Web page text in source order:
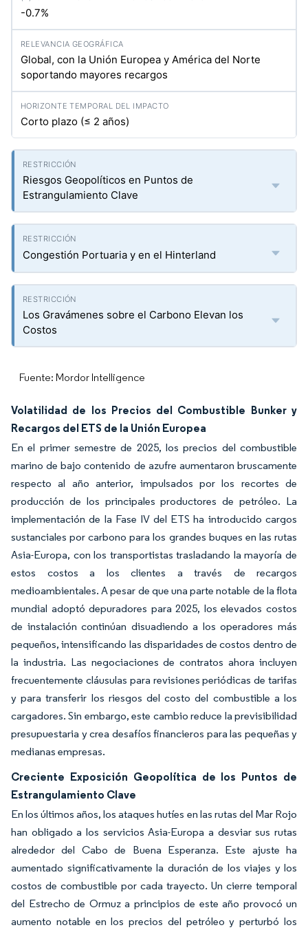
-0.7%
Global, con la Unión Europea y América del Norte
soportando mayores recargos
Corto plazo (≤ 2 años)
Riesgos Geopolíticos en Puntos de
Estrangulamiento Clave
Congestión Portuaria y en el Hinterland
Los Gravámenes sobre el Carbono Elevan los
Costos
Fuente: Mordor Intelligence
Volatilidad de los Precios del Combustible Bunker y
Recargos del ETS de la Unión Europea
En el primer semestre de 2025, los precios del combustible
marino de bajo contenido de azufre aumentaron bruscamente
respecto al año anterior, impulsados por los recortes de
producción de los principales productores de petróleo. La
implementación de la Fase IV del ETS ha introducido cargos
sustanciales por carbono para los grandes buques en las rutas
Asia-Europa, con los transportistas trasladando la mayoría de
estos costos a los clientes a través de recargos
medioambientales. A pesar de que una parte notable de la flota
mundial adoptó depuradores para 2025, los elevados costos
de instalación continúan disuadiendo a los operadores más
pequeños, intensificando las disparidades de costos dentro de
la industria. Las negociaciones de contratos ahora incluyen
frecuentemente cláusulas para revisiones periódicas de tarifas
y para transferir los riesgos del costo del combustible a los
cargadores. Sin embargo, este cambio reduce la previsibilidad
presupuestaria y crea desafíos financieros para las pequeñas y
medianas empresas.
Creciente Exposición Geopolítica de los Puntos de
Estrangulamiento Clave
En los últimos años, los ataques hutíes en las rutas del Mar Rojo
han obligado a los servicios Asia-Europa a desviar sus rutas
alrededor del Cabo de Buena Esperanza. Este ajuste ha
aumentado significativamente la duración de los viajes y los
costos de combustible por cada trayecto. Un cierre temporal
del Estrecho de Ormuz a principios de este año provocó un
aumento notable en los precios del petróleo y perturbó los